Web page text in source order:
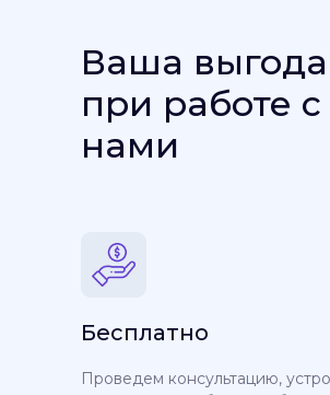
Ваша выгода
при работе с
нами
Проведем консультацию,
Бесплатно